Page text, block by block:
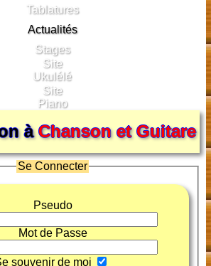
Tablatures
Actualités
Stages
Site
Ukulélé
Site
Piano
àChanson et Guitare
Se Connecter
Pseudo
Mot de Passe
souvenir de moi